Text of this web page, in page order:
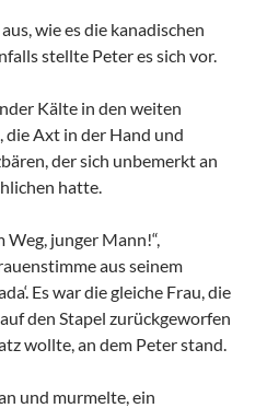
wie es die kanadischen
stellte Peter es sich vor.
Kälte in den weiten
die Axt in der Hand und
der sich unbemerkt an
hatte.
Weg, junger Mann!“,
aus seinem
Es war die gleiche Frau, die
den Stapel zurückgeworfen
wollte, an dem Peter stand.
und murmelte, ein